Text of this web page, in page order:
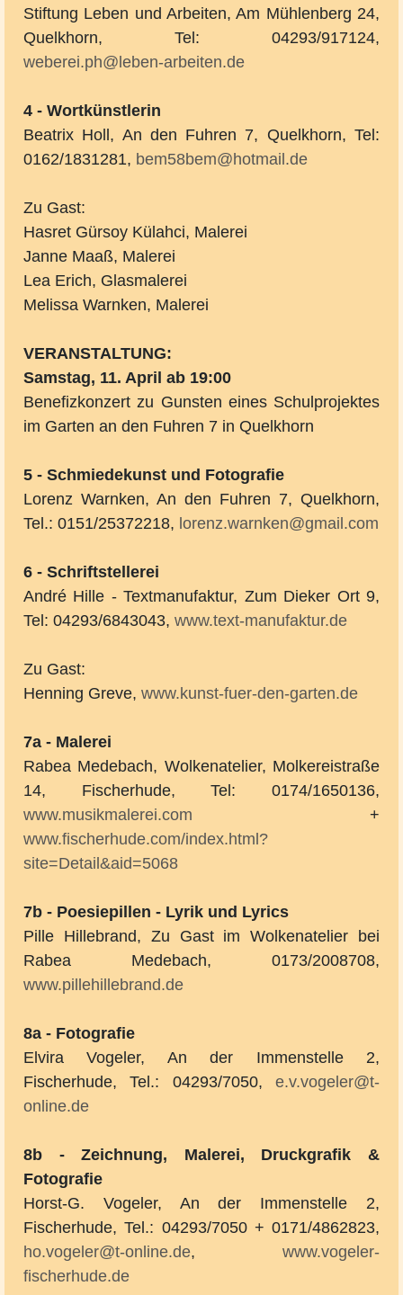
Stiftung Leben und Arbeiten, Am Mühlenberg 24,
Quelkhorn, Tel: 04293/917124,
weberei.ph@leben-arbeiten.de
4 - Wortkünstlerin
Beatrix Holl, An den Fuhren 7, Quelkhorn, Tel:
0162/1831281, bem58bem@hotmail.de
Zu Gast:
Hasret Gürsoy Külahci, Malerei
Janne Maaß, Malerei
Lea Erich, Glasmalerei
Melissa Warnken, Malerei
VERANSTALTUNG:
Samstag, 11. April ab 19:00
Benefizkonzert zu Gunsten eines Schulprojektes
im Garten an den Fuhren 7 in Quelkhorn
5 - Schmiedekunst und Fotografie
Lorenz Warnken, An den Fuhren 7, Quelkhorn,
Tel.: 0151/25372218, lorenz.warnken@gmail.com
6 - Schriftstellerei
André Hille - Textmanufaktur, Zum Dieker Ort 9,
Tel: 04293/6843043, www.text-manufaktur.de
Zu Gast:
Henning Greve, www.kunst-fuer-den-garten.de
7a - Malerei
Rabea Medebach, Wolkenatelier, Molkereistraße
14, Fischerhude, Tel: 0174/1650136,
www.musikmalerei.com +
www.fischerhude.com/index.html?
site=Detail&aid=5068
7b - Poesiepillen - Lyrik und Lyrics
Pille Hillebrand, Zu Gast im Wolkenatelier bei
Rabea Medebach, 0173/2008708,
www.pillehillebrand.de
8a - Fotografie
Elvira Vogeler, An der Immenstelle 2,
Fischerhude, Tel.: 04293/7050, e.v.vogeler@t-
online.de
8b - Zeichnung, Malerei, Druckgrafik &
Fotografie
Horst-G. Vogeler, An der Immenstelle 2,
Fischerhude, Tel.: 04293/7050 + 0171/4862823,
ho.vogeler@t-online.de, www.vogeler-
fischerhude.de